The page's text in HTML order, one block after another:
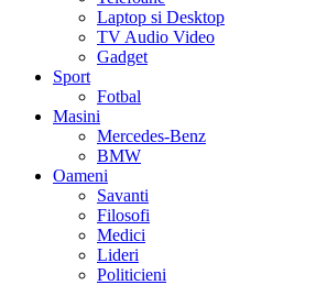
Laptop si Desktop
TV Audio Video
Gadget
Sport
Fotbal
Masini
Mercedes-Benz
BMW
Oameni
Savanti
Filosofi
Medici
Lideri
Politicieni